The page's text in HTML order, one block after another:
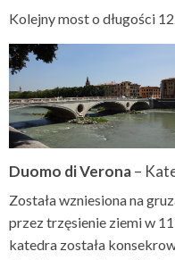
Kolejny most o długości
Duomo di Verona–
Została wzniesiona na
przez trzęsienie ziemi w
katedra została